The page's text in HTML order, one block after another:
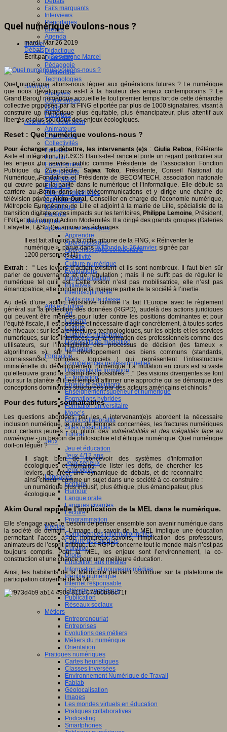
Faits marquants
Interviews
Reportages
Brèves
Agenda
Innover
Didactique
Dispositifs
Pédagogie
Recherche
Technologies
Savoir(s)
Analyses
Conférences
Outils
Pratiques
Acteurs de l'éducation
Animateurs
Chercheurs
Collectivités
Editeurs
EdTech
Encadrement
Enseignants
Entreprises
Etudiants
Filières industrielles
Institutionnels
Médiateurs
Parents
Thématiques
Apprendre et enseigner
Apprendre
Apprentissages
Apprentissages collaboratifs
Créativité
Culture numérique
Evaluations
Individualisation
Initiatives
Interdisciplinarité
Outils pour la classe
Arts et Culture
Art
Cinéma
Culture
Culture et numérique
Dispositifs de médiation
Littérature
Formation
Compétences professionnelles
Dispositifs de formation
E- formation
Enjeux et évolutions
Enseignement supérieur et numérique
Formations hybrides
Formation universitaire
Mooc’s
Outils collaboratifs
Sites ressources
Tutorat
Jeux
Jeu et éducation
Jeux 4/12 ans
Jeux sérieux
Jeux vidéo
Langages
Ecriture
Humour
Langue orale
Langues vivantes
Lecture
Programmation
Médias
Compétences informationnelles
Culture des médias
Curation
Droits
Education aux médias
Information et nouveaux médias
Identité numérique
Internet responsable
Littératie numérique
Publication
Réseaux sociaux
Métiers
Entrepreneuriat
Entreprises
Evolutions des métiers
Métiers du numérique
Orientation
Pratiques numériques
Cartes heuristiques
Classes inversées
Environnement Numérique de Travail
Fablab
Géolocalisation
Images
Les mondes virtuels en éducation
Pratiques collaboratives
Podcasting
Smartphones
Quel numérique voulons-nous ?
mardi, Mar 26 2019
Débats
Écrit parDesvergne Marcel
Quel numérique allons-nous léguer aux générations futures ? Le numérique
que nous développons est-il à la hauteur des enjeux contemporains ? Le
Grand Barouf numérique accueille le tout premier temps fort de cette démarche
collective proposée par la FING et portée par plus de 1000 signataires, visant à
construire un numérique plus équitable, plus émancipateur, plus attentif aux
libertés et plus soucieux des enjeux écologiques.
Reset : Quel numérique voulons-nous ?
Pour échanger et débattre, les intervenants (e)s :Giulia Reboa, Référente
Asile et intégration, DRJSCS Hauts-de-France et porte un regard particulier sur
les enjeux du service public comme Présidente de l’association Fonction
Publique du 21e siècle, Sajwa Toko, Présidente, Conseil National du
Numérique, Fondatrice et Présidente de BECOMTECH, association nationale
qui œuvre pour la parité dans le numérique et l’informatique. Elle débute sa
carrière au Bénin dans les télécommunications et y dirige une chaîne de
télévision privée,Akim Oural, Conseiller en charge de l'économie numérique,
Métropole Européenne de Lille et adjoint à la mairie de Lille, spécialiste de la
transition digitale et des impacts sur les territoires, Philippe Lemoine, Président,
FING et du Forum d’Action Modernités. Il a dirigé des grands groupes (Galeries
Lafayette, LASER)et anime ces échanges.
Il est fait allusion à la riche tribune de la FING, « Réinventer le
numérique », parue dansle Monde le 26 janvier, signée par
1200 personnes.[1]
Extrait : " Les leviers d’action existent et ils sont nombreux. Il faut bien sûr
parler de gouvernance et de régulation ; mais il ne suffit pas de réguler le
numérique tel qu’il est. Cette vision n’est pas mobilisatrice, elle n’est pas
émancipatrice, elle condamne la majeure partie de la société à l’inertie.
Au delà d’une action législative comme l’a fait l’Europe avec le règlement
général sur la protection des données (RGPD), audelà des actions juridiques
qui peuvent être menées pour lutter contre les positions dominantes et pour
l’équité fiscale, il est possible et nécessaire d’agir concrètement, à toutes sortes
de niveaux : sur les architectures technologiques, sur les objets et les services
numériques, sur les interfaces, sur la formation des professionnels comme des
utilisateurs, sur l’intelligibilité des processus de décision (les fameux «
algorithmes »), sur le développement des biens communs (standards,
connaissances, données, logiciels…) qui représentent l’infrastructure
immatérielle du développement numérique. La mutation en cours est si vaste
qu’elleouvre grand le champ des possibles."..." Des visions divergentes se font
jour sur la planète et il est temps d’affirmer une approche qui se démarque des
conceptions dominantes structurées par des acteurs américains et chinois."
Pour des futurs souhaitables
Les questions abordées par les 4 intervenant(e)s abordent la nécessaire
inclusion numérique, le peu de femmes concernées, les fractures numériques
pour certains jeunes - ou plutôt des vulnérabilités et des inégalités face au
numérique - un besoin de philosophie et d’éthique numérique. Quel numérique
doit-on léguer ?
Il s'agit bien de concevoir des systèmes d'information
écologiques et humains, de lister les défis, de chercher les
leviers, de créer une dynamique de débats, et de reconnaitre
ainsi chacun comme un sujet dans une société à co-construire :
un numérique plus inclusif, plus éthique, plus émancipateur, plus
écologique.
Akim Oural rappelle l’implication de la MEL dans le numérique.
Elle s’engage avec le besoin de penser ensemble son avenir numérique dans
la société de demain. L’image du savoir de la MEL implique une éducation
permettant l’accès à de nombreux savoirs, l’implication des professeurs,
animateurs de l’esprit critique. La RGPD concerne tout le monde mais n’est pas
toujours compris. Pour la MEL, les enjeux sont l’environnement, la co-
construction et une chance pour une meilleure éducation.
Ainsi, les habitants de la Métropole peuvent contribuer sur la plateforme de
participation citoyenne de la MEL.